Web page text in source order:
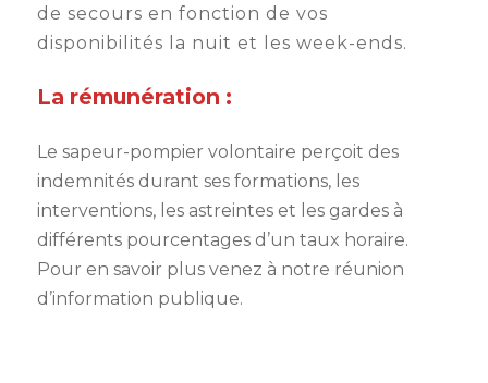
de secours en fonction de vos
disponibilités la nuit et les week-ends.
La rémunération :
Le sapeur-pompier volontaire perçoit des
indemnités durant ses formations, les
interventions, les astreintes et les gardes à
différents pourcentages d’un taux horaire.
Pour en savoir plus venez à notre réunion
d’information publique.